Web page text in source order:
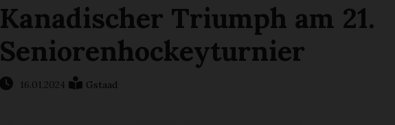
Kanadischer Triumph am 21.
Seniorenhockeyturnier
16.01.2024 Gstaad